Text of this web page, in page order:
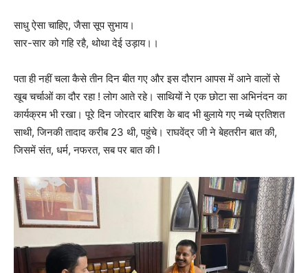
साधु ऐसा चाहिए, जैसा सूप सुभाय।
सार-सार को गहि रहै, थोथा देई उड़ाय।।
पता ही नहीं चला कैसे तीन दिन बीत गए और इस दौरान आपस में आने वालों से
खूब चर्चाओं का दौर रहा ! लोग आते रहे। साथियों ने एक छोटा सा अभिनंदन का
कार्यक्रम भी रखा। पूरे दिन जोरदार बारिश के बाद भी बुलाये गए नब्बे प्रतिशत
साथी, जिनकी तादाद करीब 23 थी, पहुंचे। राघवेंद्र जी ने बेहतरीन बात की,
जिसमें संत, धर्म, नफरत, सब पर बात की l